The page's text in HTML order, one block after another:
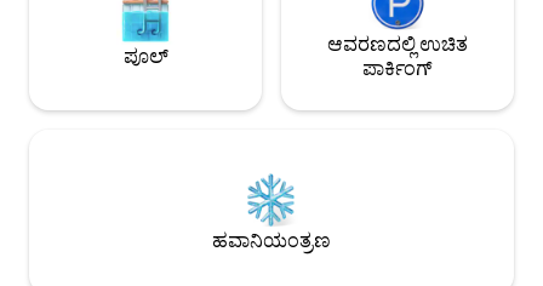
ಪೂಲ್
ಆವರಣದಲ್ಲಿ ಉಚಿತ
ಪಾರ್ಕಿಂಗ್
ಹವಾನಿಯಂತ್ರಣ